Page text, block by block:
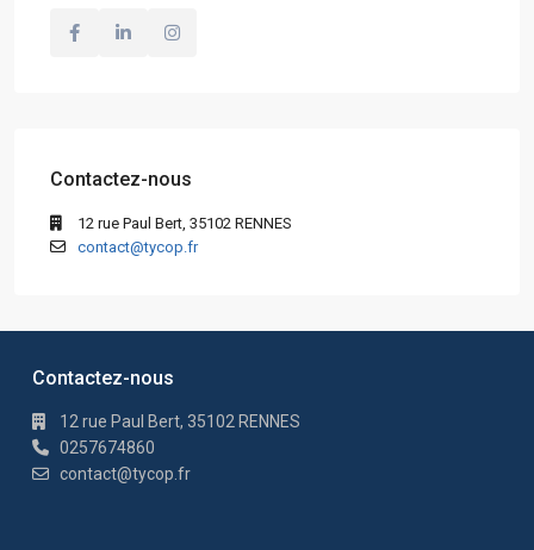
Contactez-nous
12 rue Paul Bert, 35102 RENNES
contact@tycop.fr
Contactez-nous
12 rue Paul Bert, 35102 RENNES
0257674860
contact@tycop.fr